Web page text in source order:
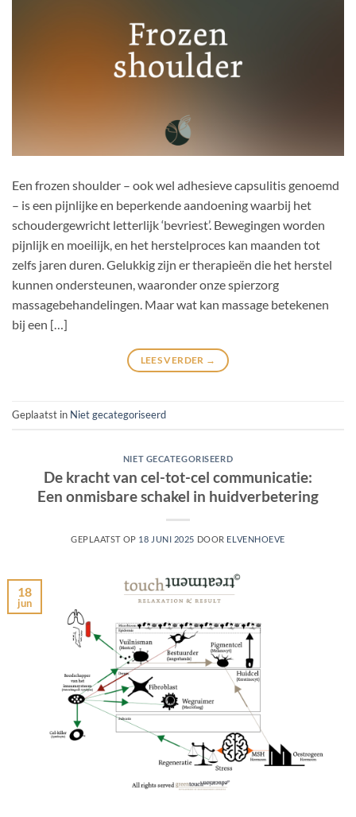
Een frozen shoulder – ook wel adhesieve capsulitis genoemd
– is een pijnlijke en beperkende aandoening waarbij het
schoudergewricht letterlijk ‘bevriest’. Bewegingen worden
pijnlijk en moeilijk, en het herstelproces kan maanden tot
zelfs jaren duren. Gelukkig zijn er therapieën die het herstel
kunnen ondersteunen, waaronder onze spierzorg
massagebehandelingen. Maar wat kan massage betekenen
bij een […]
LEES VERDER →
Geplaatst in Niet gecategoriseerd
NIET GECATEGORISEERD
De kracht van cel-tot-cel communicatie:
Een onmisbare schakel in huidverbetering
GEPLAATST OP 18 JUNI 2025 DOOR ELVENHOEVE
18
jun